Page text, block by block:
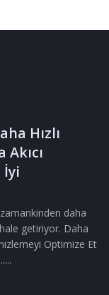
Hızlı
İyi
daha
hale getiriyor. Daha
Optimize Et